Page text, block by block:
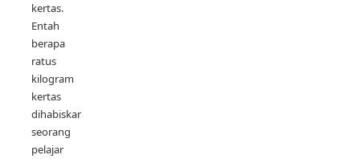
kertas.
Entah
berapa
ratus
kilogram
kertas
dihabiskan
seorang
pelajar